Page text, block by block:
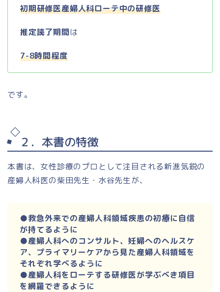
初期研修医産婦人科ローテ中の研修医
推定読了期間は
7-8時間程度
です。
２．本書の特徴
本書は、女性診療のプロとして注目される新進気鋭の
産婦人科医の柴田先生・水谷先生が、
●救急外来での産婦人科領域疾患の初療に自信
が持てるように
●産婦人科へのコンサルト、妊婦へのヘルスケ
ア、プライマリーケアから見た産婦人科領域を
それぞれ学べるように
●産婦人科をローテする研修医が学ぶべき項目
を網羅できるように